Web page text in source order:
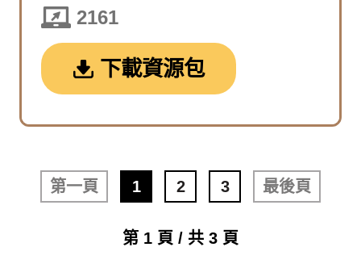
2161
下載資源包
第一頁 1 2 3 最後頁
第 1 頁 / 共 3 頁